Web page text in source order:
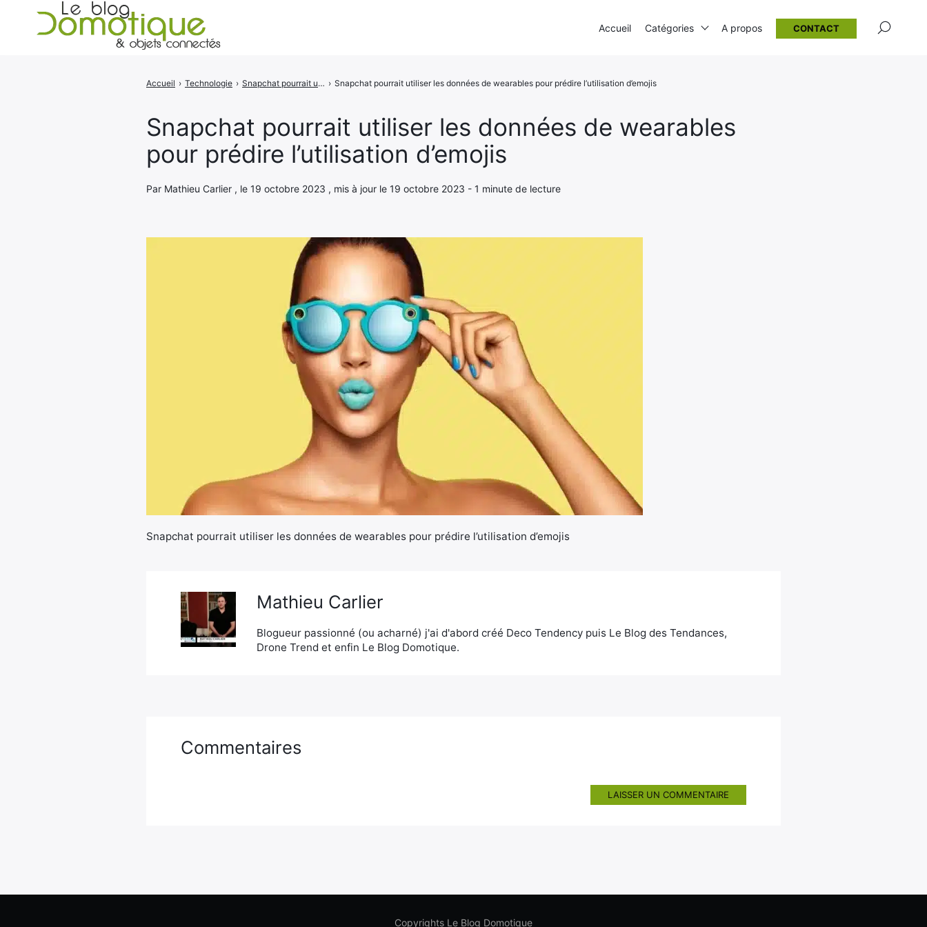
Snapchat pourrait utiliser les données de wearables
pour prédire l’utilisation d’emojis
Par Mathieu Carlier , le 19 octobre 2023 , mis à jour le 19 octobre 2023 - 1 minute de lecture
Accueil › Technologie › Snapchat pourrait utiliser les données de wearables pour prédire l'utilisation d'emojis › Snapchat pourrait utiliser les données de wearables pour prédire l’utilisation d’emojis
Snapchat pourrait utiliser les données de wearables pour prédire l’utilisation d’emojis
Mathieu Carlier
Blogueur passionné (ou acharné) j'ai d'abord créé Deco Tendency puis Le Blog des Tendances,
Drone Trend et enfin Le Blog Domotique.
Commentaires
LAISSER UN COMMENTAIRE
Accueil Catégories A propos CONTACT
Copyrights Le Blog Domotique
Rechercher